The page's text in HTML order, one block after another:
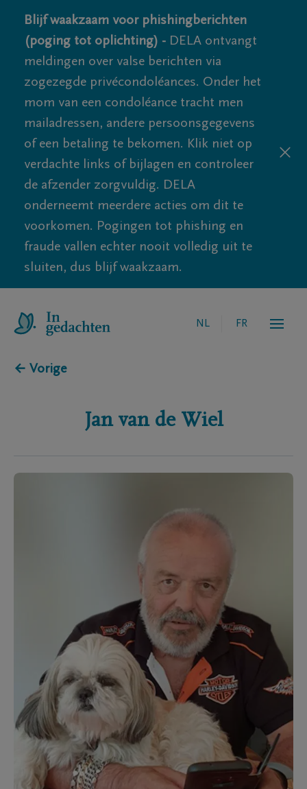
Blijf waakzaam voor phishingberichten
(poging tot oplichting) - DELA ontvangt
meldingen over valse berichten via
zogezegde privécondoléances. Onder het
mom van een condoléance tracht men
mailadressen, andere persoonsgegevens
of een betaling te bekomen. Klik niet op
verdachte links of bijlagen en controleer
de afzender zorgvuldig. DELA
onderneemt meerdere acties om dit te
voorkomen. Pogingen tot phishing en
fraude vallen echter nooit volledig uit te
sluiten, dus blijf waakzaam.
NL FR
← Vorige
Jan van de Wiel